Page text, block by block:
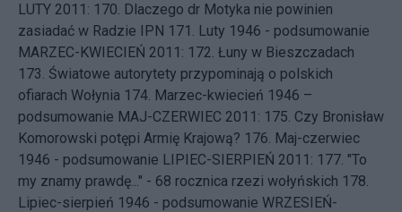
LUTY 2011: 170. Dlaczego dr Motyka nie powinien
zasiadać w Radzie IPN 171. Luty 1946 - podsumowanie
MARZEC-KWIECIEŃ 2011: 172. Łuny w Bieszczadach
173. Światowe autorytety przypominają o polskich
ofiarach Wołynia 174. Marzec-kwiecień 1946 –
podsumowanie MAJ-CZERWIEC 2011: 175. Czy Bronisław
Komorowski potępi Armię Krajową? 176. Maj-czerwiec
1946 - podsumowanie LIPIEC-SIERPIEŃ 2011: 177. "To
my znamy prawdę..." - 68 rocznica rzezi wołyńskich 178.
Lipiec-sierpień 1946 - podsumowanie WRZESIEŃ-